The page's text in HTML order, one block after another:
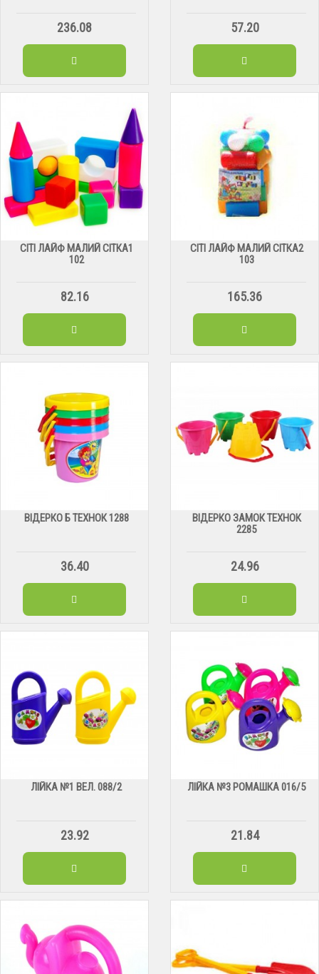
236.08 57.20
СІТІ ЛАЙФ МАЛИЙ СІТКА1
102
82.16
СІТІ ЛАЙФ МАЛИЙ СІТКА2
103
165.36
ВІДЕРКО Б ТЕХНОК 1288
36.40
ВІДЕРКО ЗАМОК ТЕХНОК
2285
24.96
ЛІЙКА №1 ВЕЛ. 088/2
23.92
ЛІЙКА №3 РОМАШКА 016/5
21.84